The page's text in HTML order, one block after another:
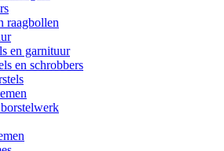
raagbollen
en garnituur
en schrobbers